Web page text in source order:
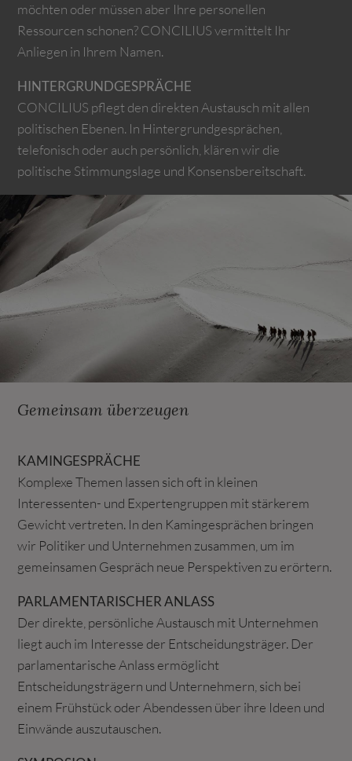
möchten oder müssen aber Ihre personellen
Ressourcen schonen? CONCILIUS vermittelt Ihr
Anliegen in Ihrem Namen.
HINTERGRUNDGESPRÄCHE
CONCILIUS pflegt den direkten Austausch mit allen
politischen Ebenen. In Hintergrundgesprächen,
telefonisch oder auch persönlich, klären wir die
politische Stimmungslage und Konsensbereitschaft.
Gemeinsam überzeugen
KAMINGESPRÄCHE
Komplexe Themen lassen sich oft in kleinen
Interessenten- und Expertengruppen mit stärkerem
Gewicht vertreten. In den Kamingesprächen bringen
wir Politiker und Unternehmen zusammen, um im
gemeinsamen Gespräch neue Perspektiven zu erörtern.
PARLAMENTARISCHER ANLASS
Der direkte, persönliche Austausch mit Unternehmen
liegt auch im Interesse der Entscheidungsträger. Der
parlamentarische Anlass ermöglicht
Entscheidungsträgern und Unternehmern, sich bei
einem Frühstück oder Abendessen über ihre Ideen und
Einwände auszutauschen.